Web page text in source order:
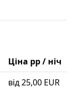
Ціна pp / ніч
від 25,00 EUR